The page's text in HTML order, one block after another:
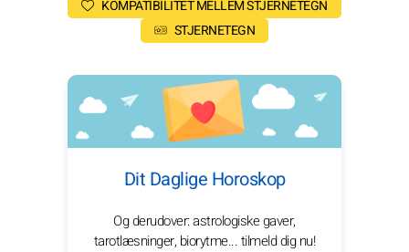
KOMPATIBILITET MELLEM STJERNETEGN
STJERNETEGN
Dit Daglige Horoskop
Og derudover: astrologiske gaver,
tarotlæsninger, biorytme... tilmeld dig nu!